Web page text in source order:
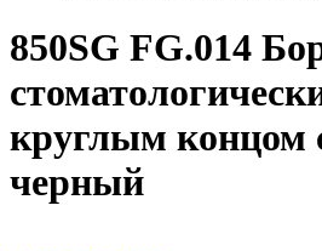
850SG FG.014
круглым концом
черный